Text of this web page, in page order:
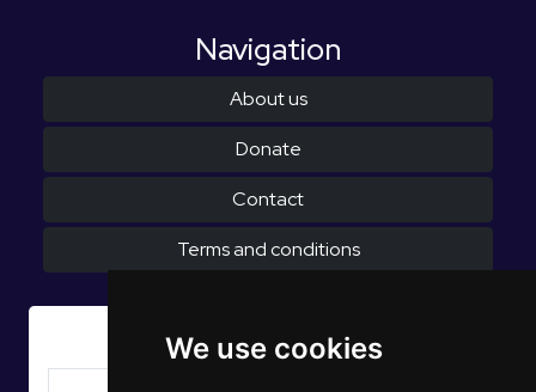
We use cookies
Navigation
About us
Donate
Contact
Terms and conditions
Subscribe to Newsletter